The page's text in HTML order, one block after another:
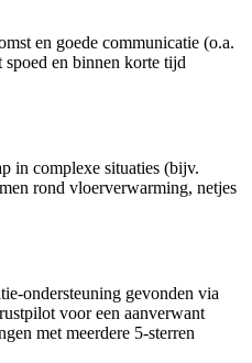
en goede communicatie (o.a.
spoed en binnen korte tijd
in complexe situaties (bijv.
rond vloerverwarming, netjes
ondersteuning gevonden via
voor een aanverwant
met meerdere 5-sterren